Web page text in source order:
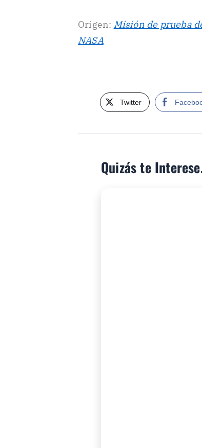
Origen: Misión de prueba
NASA
Twitter
Quizás te